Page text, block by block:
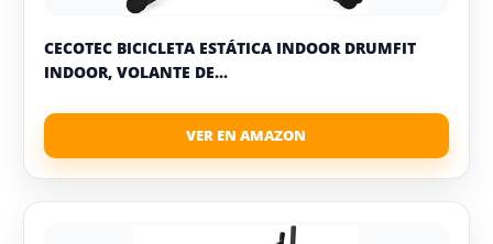
CECOTEC BICICLETA ESTÁTICA INDOOR DRUMFIT
INDOOR, VOLANTE DE...